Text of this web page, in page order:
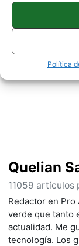
Política
Quelian
11059 artículos
Redactor en
verde que tanto
actualidad. Me
tecnología. Los